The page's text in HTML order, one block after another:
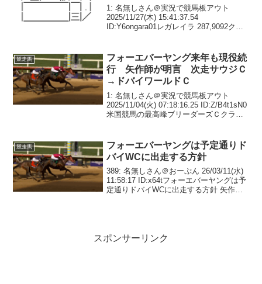
1: 名無しさん＠実況で競馬板アウト
2025/11/27(木) 15:41:37.54
ID:Y6ongara01レガレイラ 287,9092クロ
競走馬
フォーエバーヤング来年も現役続
行 矢作師が明言 次走サウジＣ
→ドバイワールドＣ
1: 名無しさん＠実況で競馬板アウト
2025/11/04(火) 07:18:16.25 ID:Z/B4t1sN0
米国競馬の最高峰ブリーダーズＣクラシ
４歳、栗東・矢作）...
競走馬
フォーエバーヤングは予定通りド
バイWCに出走する方針
389: 名無しさん＠おーぷん 26/03/11(水)
11:58:17 ID:x64tフォーエバーヤングは予
定通りドバイWCに出走する方針 矢作調
スポンサーリンク